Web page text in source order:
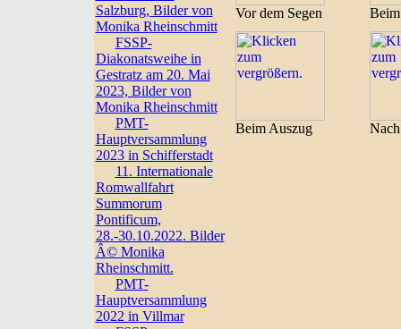
Salzburg, Bilder von
Monika Rheinschmitt
FSSP-
Diakonatsweihe in
Gestratz am 20. Mai
2023, Bilder von
Monika Rheinschmitt
PMT-
Hauptversammlung
2023 in Schifferstadt
11. Internationale
Romwallfahrt
Summorum
Pontificum,
28.-30.10.2022. Bilder
Â© Monika
Rheinschmitt.
PMT-
Hauptversammlung
2022 in Villmar
Vor dem Segen
Beim Auszug